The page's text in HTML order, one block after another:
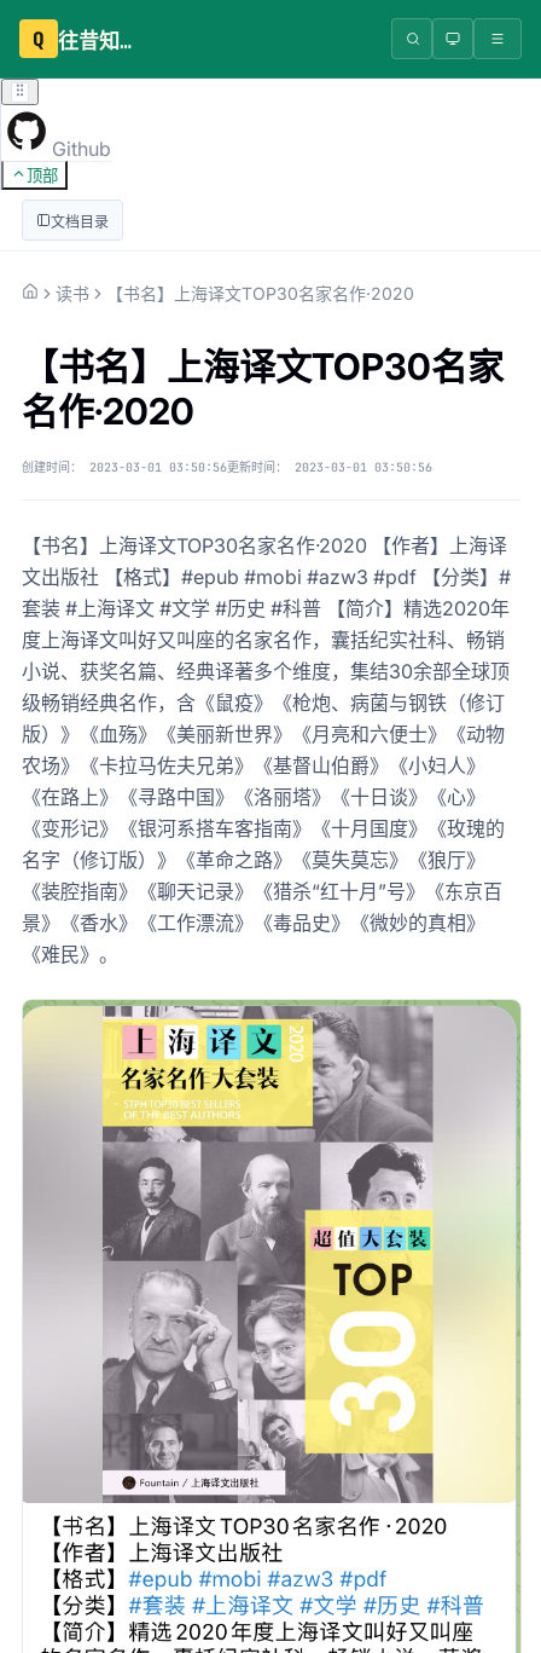
Q 往昔知识库
Github
顶部
文档目录
读书 【书名】上海译文TOP30名家名作·2020
【书名】上海译文TOP30名家
名作·2020
创建时间： 2023-03-01 03:50:56更新时间： 2023-03-01 03:50:56
【书名】上海译文TOP30名家名作·2020 【作者】上海译
文出版社 【格式】#epub #mobi #azw3 #pdf 【分类】#
套装 #上海译文 #文学 #历史 #科普 【简介】精选2020年
度上海译文叫好又叫座的名家名作，囊括纪实社科、畅销
小说、获奖名篇、经典译著多个维度，集结30余部全球顶
级畅销经典名作，含《鼠疫》《枪炮、病菌与钢铁（修订
版）》《血殇》《美丽新世界》《月亮和六便士》《动物
农场》《卡拉马佐夫兄弟》《基督山伯爵》《小妇人》
《在路上》《寻路中国》《洛丽塔》《十日谈》《心》
《变形记》《银河系搭车客指南》《十月国度》《玫瑰的
名字（修订版）》《革命之路》《莫失莫忘》《狼厅》
《装腔指南》《聊天记录》《猎杀“红十月”号》《东京百
景》《香水》《工作漂流》《毒品史》《微妙的真相》
《难民》。